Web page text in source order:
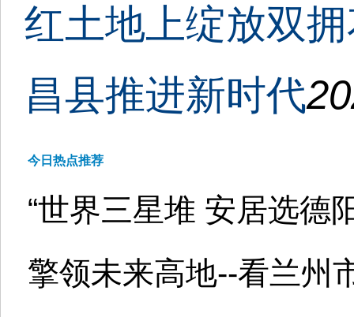
红土地上绽放双
昌县推进新时代
今日热点推荐
“世界三星堆 安居选
擎领未来高地--看兰州